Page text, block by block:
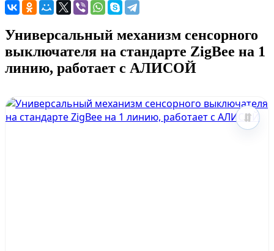
Универсальный механизм сенсорного
выключателя на стандарте ZigBee на 1
линию, работает с АЛИСОЙ